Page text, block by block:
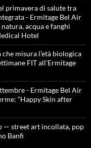
primavera di salute tra
- Ermitage Bel Air
acqua e fanghi
Hotel
misura l’età biologica
FIT all’Ermitage
- Ermitage Bel Air
“Happy Skin after
— street art incollata, pop
Banfi